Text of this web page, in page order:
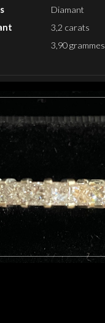
Diamant
3,2 carats
3,90 grammes